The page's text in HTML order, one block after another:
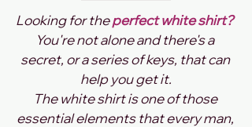
Looking for the perfect white shirt?
You're not alone and there's a
secret, or a series of keys, that can
help you get it.
The white shirt is one of those
essential elements that every man,